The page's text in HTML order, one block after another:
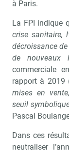
à Paris.
La FPI indique
crise sanitaire,
décroissance
de nouveaux
commerciale
rapport à 2019
mises en
seuil
Pascal
Dans ces
neutraliser